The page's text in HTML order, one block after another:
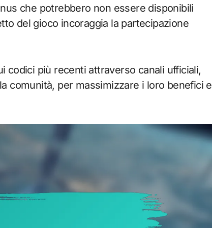
che potrebbero non essere disponibili
del gioco incoraggia la partecipazione
codici più recenti attraverso canali ufficiali,
comunità, per massimizzare i loro benefici e